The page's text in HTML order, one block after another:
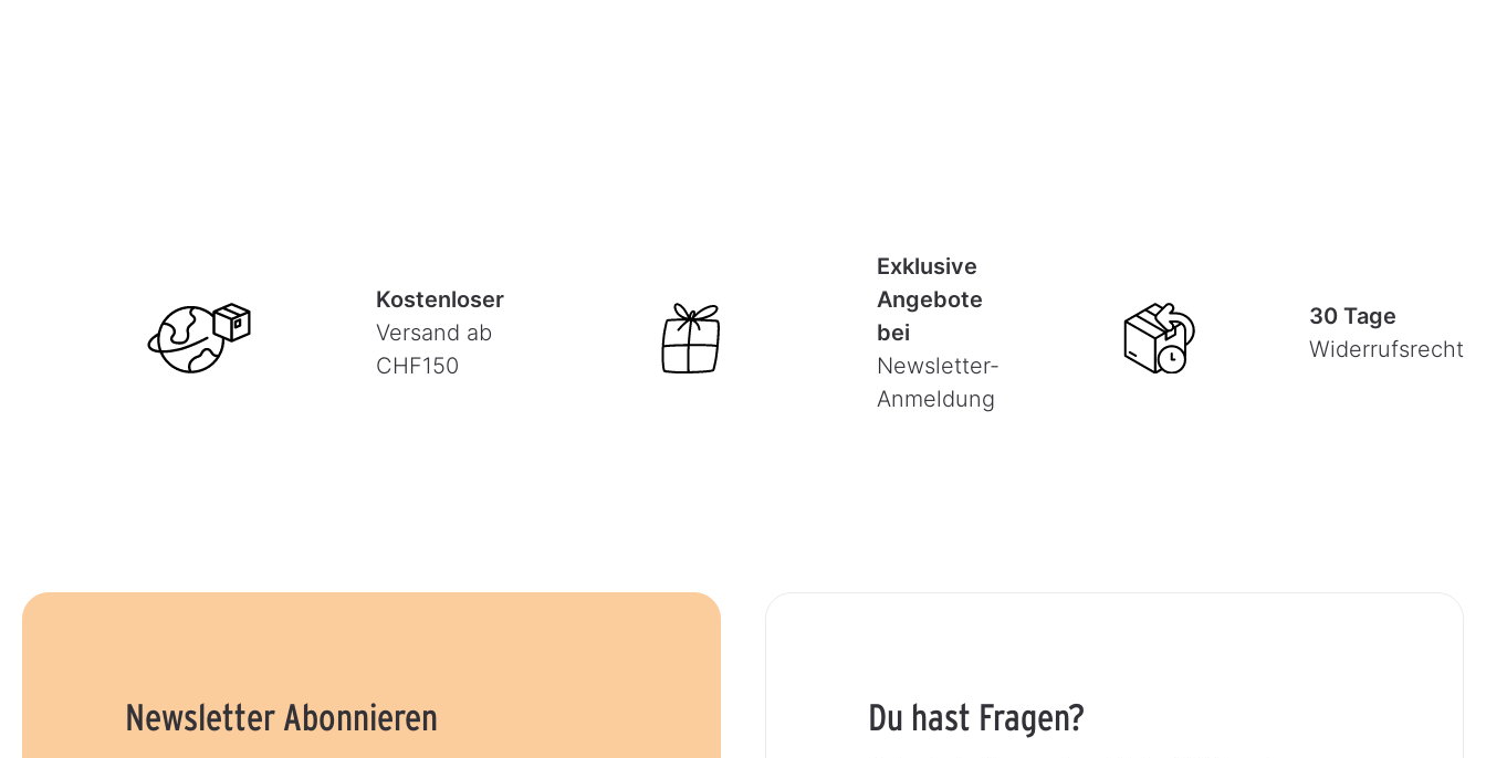
Kostenloser
Versand ab
CHF150
Exklusive
Angebote
bei
Newsletter-
Anmeldung
30 Tage
Widerrufsrecht
Newsletter Abonnieren Du hast Fragen?